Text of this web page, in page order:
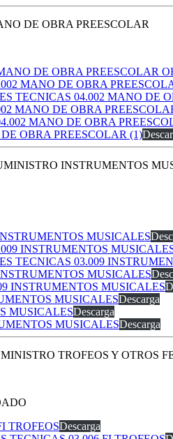
DE OBRA PREESCOLAR
DE OBRA PREESCOLAR
MANO DE OBRA
TECNICAS 04.002 MANO DE
MANO DE OBRA
MANO DE OBRA
OBRA PREESCOLAR (1)
INSTRUMENTOS
MUSICALES
INSTRUMENTOS
TECNICAS 03.009
MUSICALES
INSTRUMENTOS MUSICALES
MUSICALESDescarga
MUSICALESDescarga
MUSICALESDescarga
TROFEOS Y OTROS
TROFEOSDescarga